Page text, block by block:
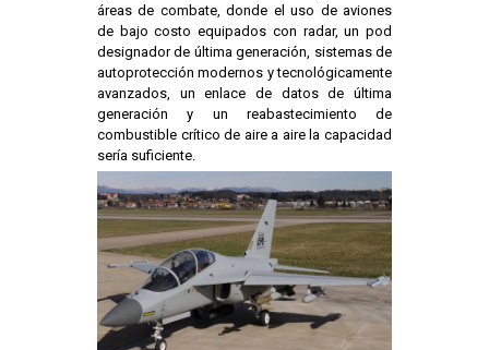
áreas de combate, donde el uso de aviones
de bajo costo equipados con radar, un pod
designador de última generación, sistemas de
autoprotección modernos y tecnológicamente
avanzados, un enlace de datos de última
generación y un reabastecimiento de
combustible crítico de aire a aire la capacidad
sería suficiente.